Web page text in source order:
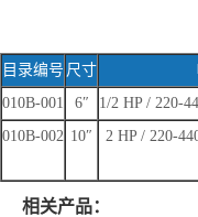
目录编号 尺寸
010B-001
6″ 1/2 HP / 220-
010B-002 10″ 2 HP / 220-
相关产品：